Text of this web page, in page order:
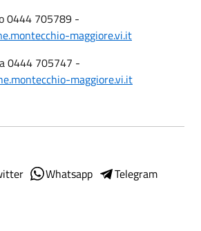
0444 705789 -
maggiore.vi.it
0444 705747 -
maggiore.vi.it
Whatsapp
Telegram